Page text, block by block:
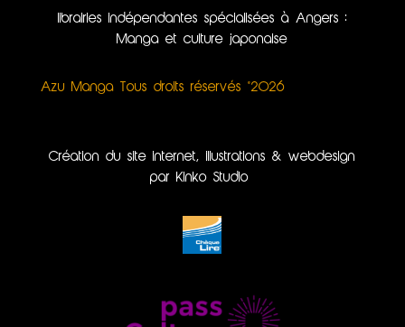
librairies indépendantes spécialisées à Angers :
Manga et culture japonaise
Azu Manga Tous droits réservés ©2026
Création du site internet, illustrations & webdesign
par Kinko Studio